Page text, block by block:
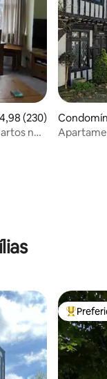
de uma avaliação
4,98 (230)
no
hóspedes Entre os